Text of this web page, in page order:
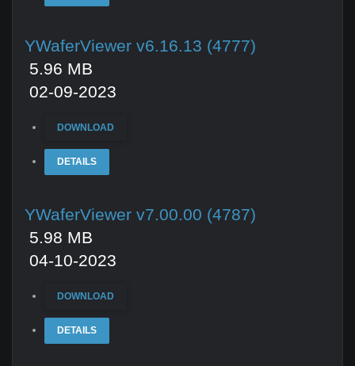
YWaferViewer v6.16.13 (4777)
5.96 MB
02-09-2023
DOWNLOAD
DETAILS
YWaferViewer v7.00.00 (4787)
5.98 MB
04-10-2023
DOWNLOAD
DETAILS